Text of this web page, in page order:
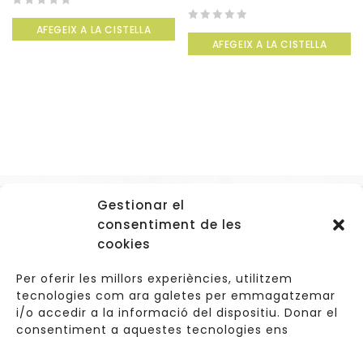
Gestionar el
consentiment de les
cookies
Per oferir les millors experiències, utilitzem
tecnologies com ara galetes per emmagatzemar
i/o accedir a la informació del dispositiu. Donar el
consentiment a aquestes tecnologies ens
of
AFEGEIX A LA CISTELLA
of
AFEGEIX A LA CISTELLA